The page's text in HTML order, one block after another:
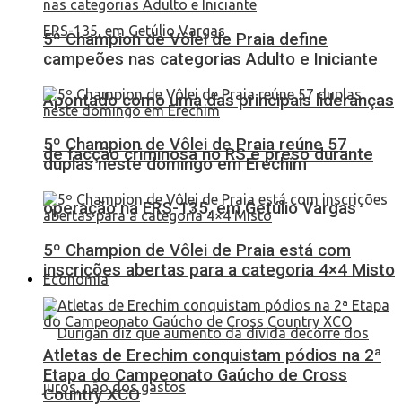
Apontado como uma das principais lideranças
de facção criminosa no RS é preso durante
operação na ERS-135, em Getúlio Vargas
Economia
5º Champion de Vôlei de Praia define
campeões nas categorias Adulto e Iniciante
5º Champion de Vôlei de Praia reúne 57
duplas neste domingo em Erechim
5º Champion de Vôlei de Praia está com
inscrições abertas para a categoria 4×4 Misto
Atletas de Erechim conquistam pódios na 2ª
Etapa do Campeonato Gaúcho de Cross
Country XCO